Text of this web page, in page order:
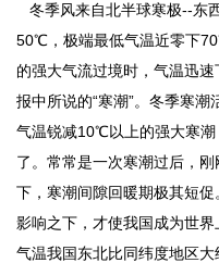
冬季风来自北半球寒极--东
50℃，极端最低气温近零下
的强大气流过境时，气温迅
报中所说的“寒潮”。冬季寒
气温锐减10℃以上的强大寒
了。常常是一次寒潮过后，
下，寒潮间隙回暖期极其短
影响之下，才使我国成为世
气温我国东北比同纬度地区